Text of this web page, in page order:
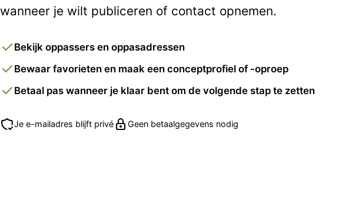
wanneer je wilt publiceren of contact opnemen.
Bekijk oppassers en oppasadressen
Bewaar favorieten en maak een conceptprofiel of -oproep
Betaal pas wanneer je klaar bent om de volgende stap te zetten
Je e-mailadres blijft privé Geen betaalgegevens nodig